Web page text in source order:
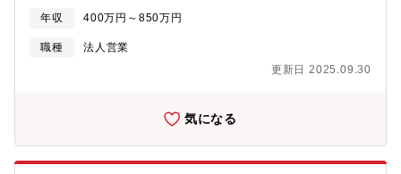
顧客に公正なアドバイスをする役割を担います。・顧客が抱える
経営課題・事業課題を調査・評価・分析し、最適なリスクマネジ
メントができるようコンサルティングを行って頂きます。・調
で専門家として顧客へのベストアドバイスを行います。【残業】
年収 400万円～850万円
職種
法人営業
更新日 2025.09.30
気になる